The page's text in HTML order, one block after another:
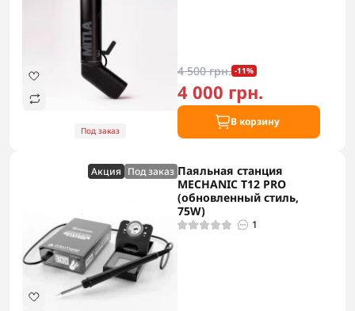
Под заказ
4 500 грн. -11%
4 000 грн.
В корзину
Акция Под заказ Паяльная станция
MECHANIC T12 PRO
(обновленный стиль,
75W)
1